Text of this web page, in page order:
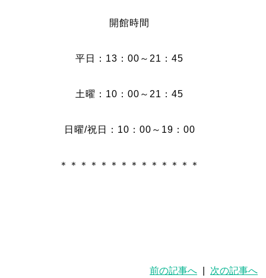
開館時間
平日：13：00～21：45
土曜：10：00～21：45
日曜/祝日：10：00～19：00
＊＊＊＊＊＊＊＊＊＊＊＊＊＊
前の記事へ 次の記事へ